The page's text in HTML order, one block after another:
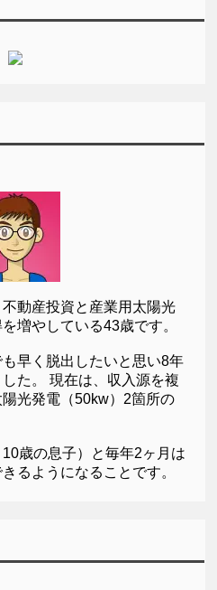
動産投資と産業用太陽光
増やしている43歳です。
早く脱出したいと思い8年
た。 現在は、収入源を複
光発電（50kw）2箇所の
歳の息子）と毎年2ヶ月は
るようになることです。